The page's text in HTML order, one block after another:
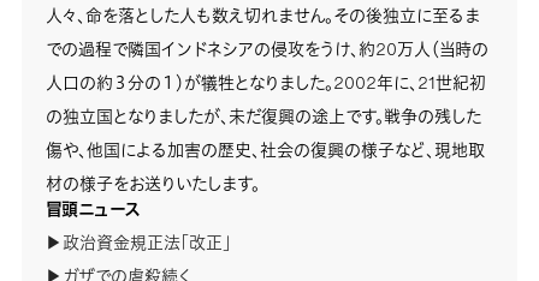
人々、命を落とした人も数え切れません。その後独立に至るま
での過程で隣国インドネシアの侵攻をうけ、約20万人（当時の
人口の約３分の１）が犠牲となりました。2002年に、21世紀初
の独立国となりましたが、未だ復興の途上です。戦争の残した
傷や、他国による加害の歴史、社会の復興の様子など、現地取
材の様子をお送りいたします。
冒頭ニュース
▶政治資金規正法「改正」
▶ガザでの虐殺続く